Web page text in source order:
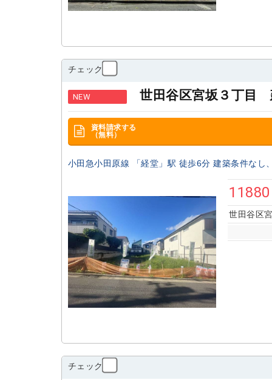
チェック
NEW 世田谷区宮坂３丁目
資料請求する
（無料）
小田急小田原線 「経堂」駅 徒歩6分 建築条件な
世田谷区
チェック